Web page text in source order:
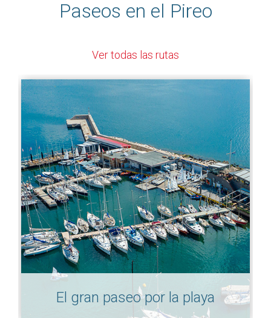
Paseos en el Pireo
Ver todas las rutas
El gran paseo por la playa